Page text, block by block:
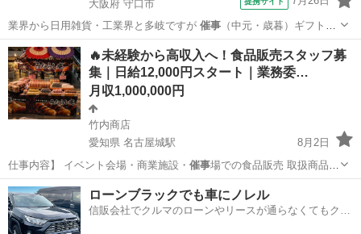
大阪府 守口市
業界から日用雑貨・工業界と多岐ですが 催事（中元・歳暮）ギフト商
品などの担当もお…
大阪 守口市 ルートセールス
🔥未経験から高収入へ！食品販売スタッフ募
集｜日給12,000円スタート｜業務委…
月収1,000,000円
竹内商店
愛知県 名古屋城駅
8月2日
仕事内容】 イベント会場・商業施設・ 催事場での食品販売 取扱商品
・和菓子 …
愛知 名古屋市 名古屋城駅 販売
ローンブラックでも車にノレル
信販会社でクルマのローンやリースが通らなくてもクル